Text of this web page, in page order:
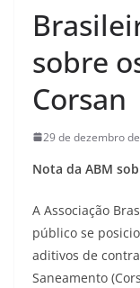
sobre
Corsan
29 de dezembro
Nota da ABM
A Associação
público se
aditivos de
Saneamento